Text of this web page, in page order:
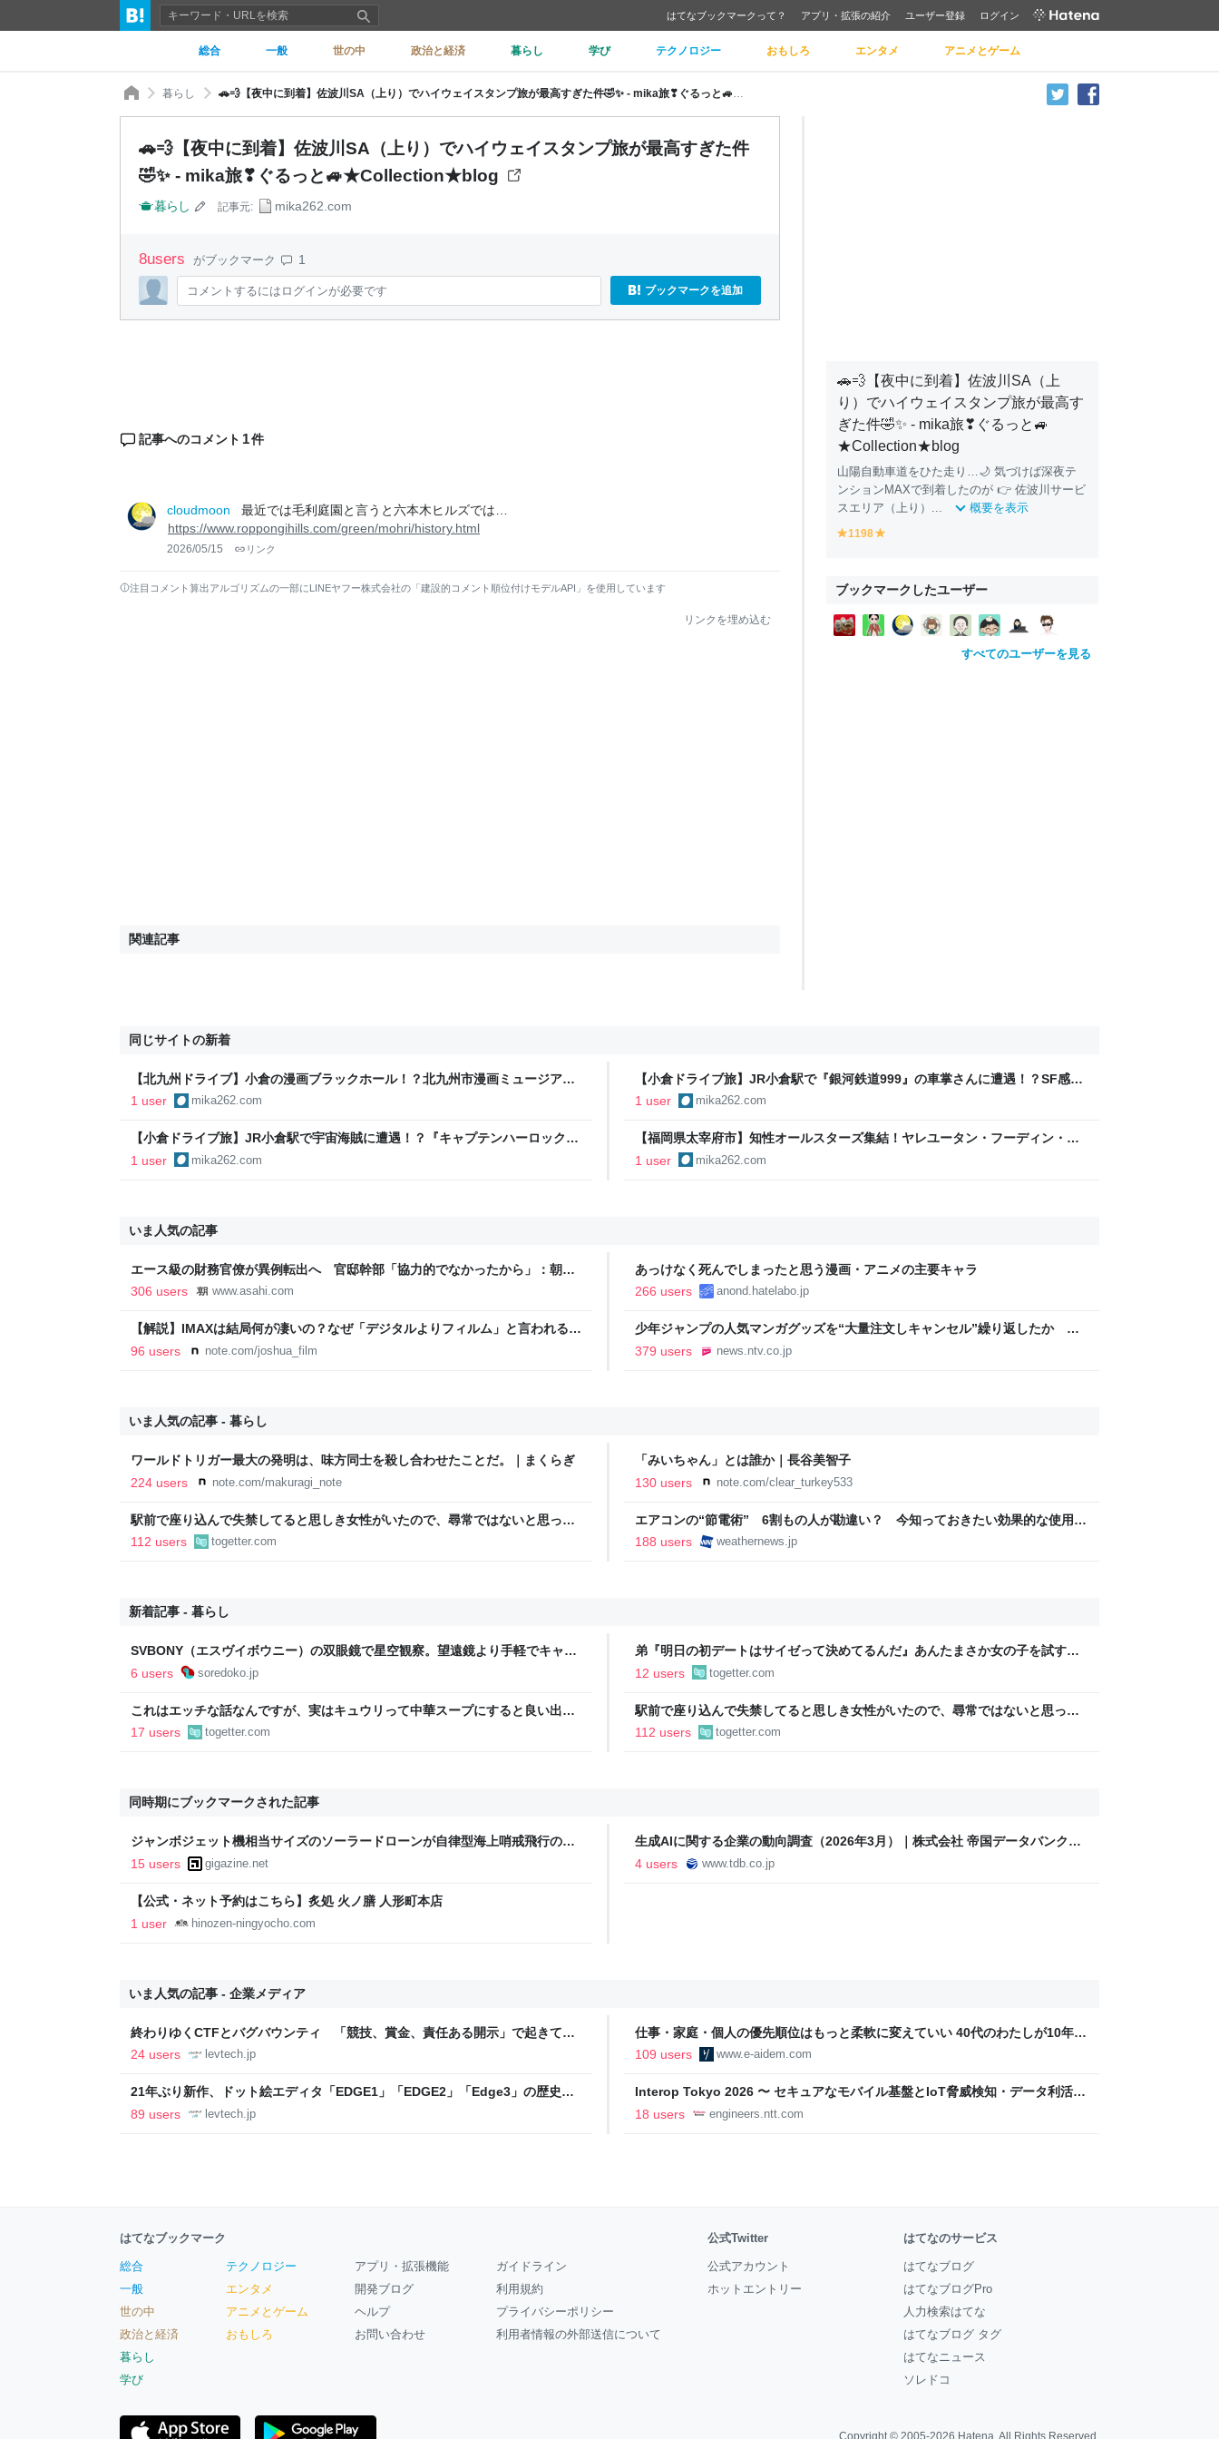
はてなブックマークって？ アプリ・拡張の紹介 ユーザー登録 ログイン
総合 一般 世の中 政治と経済 暮らし 学び テクノロジー おもしろ エンタメ アニメとゲーム
暮らし
🚗💨【夜中に到着】佐波川SA（上り）でハイウェイスタンプ旅が最高すぎた件
🤣✨ - mika旅❣ぐるっと🚙★Collection★blog
暮らし 記事元: mika262.com
8users がブックマーク 1
コメントするにはログインが必要です ブックマークを追加
記事へのコメント 1件
cloudmoon
最近では毛利庭園と言うと六本木ヒルズでは…
https://www.roppongihills.com/green/mohri/history.html
2026/05/15 リンク
注目コメント算出アルゴリズムの一部にLINEヤフー株式会社の「建設的コメント順位付けモデルAPI」を使用しています
リンクを埋め込む
関連記事
🚗💨【夜中に到着】佐波川SA（上
り）でハイウェイスタンプ旅が最高す
ぎた件🤣✨ - mika旅❣ぐるっと🚙
★Collection★blog
山陽自動車道をひた走り…🌙 気づけば深夜テ
ンションMAXで到着したのが 👉 佐波川サービ
スエリア（上り）...
概要を表示
y
o
w
1198
o
ブックマークしたユーザー
すべてのユーザーを見る
同じサイトの新着
【北九州ドライブ】小倉の漫画ブラックホール！？北九州市漫画ミュージアム
＆あるあるCityで時間泥棒に遭ってきた
1 user mika262.com
【小倉ドライブ旅】JR小倉駅で『銀河鉄道999』の車掌さんに遭遇！？SF感あ
ふれる秘境スポットを突撃レポ
1 user mika262.com
【小倉ドライブ旅】JR小倉駅で宇宙海賊に遭遇！？『キャプテンハーロック』
像の圧倒的オーラを突撃レポ
1 user mika262.com
【福岡県太宰府市】知性オールスターズ集結！ヤレユータン・フーディン・ヤ
ドキングのポケふたを見に行ってきた！
1 user mika262.com
いま人気の記事
エース級の財務官僚が異例転出へ 官邸幹部「協力的でなかったから」：朝日
新聞
306 users www.asahi.com
あっけなく死んでしまったと思う漫画・アニメの主要キャラ
266 users
anond.hatelabo.jp
【解説】IMAXは結局何が凄いの？なぜ「デジタルよりフィルム」と言われるの
か？｜Joshua Connolly
96 users note.com/joshua_film
少年ジャンプの人気マンガグッズを“大量注文しキャンセル”繰り返したか 女
逮捕 総額43億円以上（2026年8月6日掲載）｜日テレNEWS NNN
379 users news.ntv.co.jp
いま人気の記事 - 暮らし
ワールドトリガー最大の発明は、味方同士を殺し合わせたことだ。｜まくらぎ
224 users
note.com/makuragi_note
「みいちゃん」とは誰か｜長谷美智子
130 users
note.com/clear_turkey533
駅前で座り込んで失禁してると思しき女性がいたので、尋常ではないと思って
警察と救急を呼んでそばで見守っていたら、急に現れた女性に「あなた何して
るんですか！？」とスマホをはたき落とされた話
112 users togetter.com
エアコンの“節電術” 6割もの人が勘違い？ 今知っておきたい効果的な使用法
- ウェザーニュース
188 users weathernews.jp
新着記事 - 暮らし
SVBONY（エスヴイボウニー）の双眼鏡で星空観察。望遠鏡より手軽でキャン
プでも大活躍 - ソレドコ
6 users soredoko.jp
弟『明日の初デートはサイゼって決めてるんだ』あんたまさか女の子を試すつ
もりで…！？→その後の展開に「やはりデートは相手への思いやりの気持ち」
12 users togetter.com
これはエッチな話なんですが、実はキュウリって中華スープにすると良い出汁
が出てめっちゃ美味いんですよ→味噌汁や炒め物など、キュウリの加熱調理は
17 users togetter.com
駅前で座り込んで失禁してると思しき女性がいたので、尋常ではないと思って
警察と救急を呼んでそばで見守っていたら、急に現れた女性に「あなた何して
112 users togetter.com
同時期にブックマークされた記事
ジャンボジェット機相当サイズのソーラードローンが自律型海上哨戒飛行の記
録を更新して着水＆沈没
15 users gigazine.net
生成AIに関する企業の動向調査（2026年3月）｜株式会社 帝国データバンク
[TDB]
4 users www.tdb.co.jp
【公式・ネット予約はこちら】炙処 火ノ膳 人形町本店
1 user
hinozen-ningyocho.com
いま人気の記事 - 企業メディア
終わりゆくCTFとバグバウンティ 「競技、賞金、責任ある開示」で起きてい
ること【フォーカス】 - レバテックLAB
24 users levtech.jp
仕事・家庭・個人の優先順位はもっと柔軟に変えていい 40代のわたしが10年後
の自分に伝えたいこと - りっすん by イーアイデム
109 users www.e-aidem.com
21年ぶり新作、ドット絵エディタ「EDGE1」「EDGE2」「Edge3」の歴史に
ついて作者に聞く【フォーカス】 - レバテックLAB
89 users levtech.jp
Interop Tokyo 2026 〜 セキュアなモバイル基盤とIoT脅威検知・データ利活用
への取り組み 〜 - NTT docomo Business Engineers' Blog
18 users engineers.ntt.com
はてなブックマーク
総合
一般
世の中
政治と経済
暮らし
学び
テクノロジー
エンタメ
アニメとゲーム
おもしろ
アプリ・拡張機能
開発ブログ
ヘルプ
お問い合わせ
ガイドライン
利用規約
プライバシーポリシー
利用者情報の外部送信について
公式Twitter
公式アカウント
ホットエントリー
はてなのサービス
はてなブログ
はてなブログPro
人力検索はてな
はてなブログ タグ
はてなニュース
ソレドコ
Copyright © 2005-2026 Hatena . All Rights Reserved.